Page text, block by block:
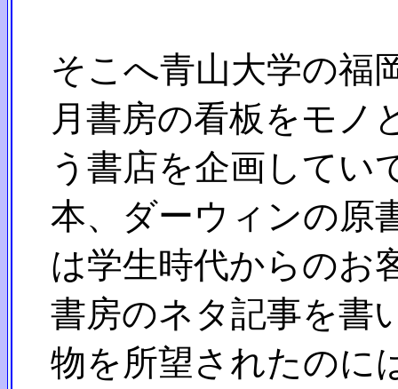
そこへ青山大学の福
月書房の看板をモノ
う書店を企画してい
本、ダーウィンの原
は学生時代からのお
書房のネタ記事を書
物を所望されたのに